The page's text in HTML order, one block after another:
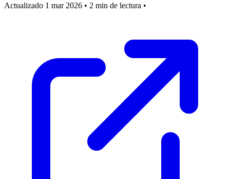
Actualizado 1 mar 2026 • 2 min de lectura •